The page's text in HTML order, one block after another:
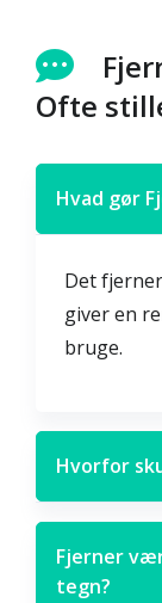
Ofte
Hvad gør
Det
giver en
bruge.
Hvorfor
Fjerner
tegn?